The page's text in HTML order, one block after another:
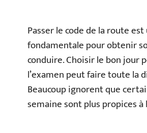
Passer le code de la route
fondamentale pour obtenir
conduire. Choisir le bon jour
l’examen peut faire toute la
Beaucoup ignorent que
semaine sont plus propices